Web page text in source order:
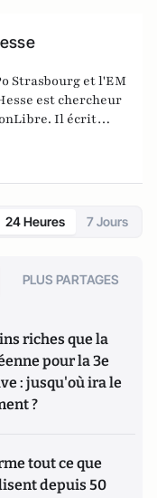
!, destiné au grand
Strasbourg et l'EM
est chercheur
Il écrit
et recensions
Slate ou Le Point.
24 Heures 7 Jours
PLUS PARTAGES
riches que la
pour la 3e
: jusqu'où ira le
?
tout ce que
depuis 50